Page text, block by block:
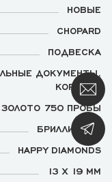
НОВЫЕ
CHOPARD
ПОДВЕСКА
ДОКУМЕНТЫ,
КОРОБКА
750 ПРОБЫ
БРИЛЛИАНТЫ
HAPPY DIAMONDS
13 Х 19 ММ